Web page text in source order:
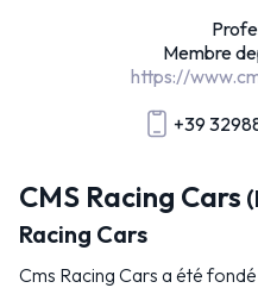
Membre
https://
+39
CMS Racing Cars
Racing Cars
Cms Racing Cars a été